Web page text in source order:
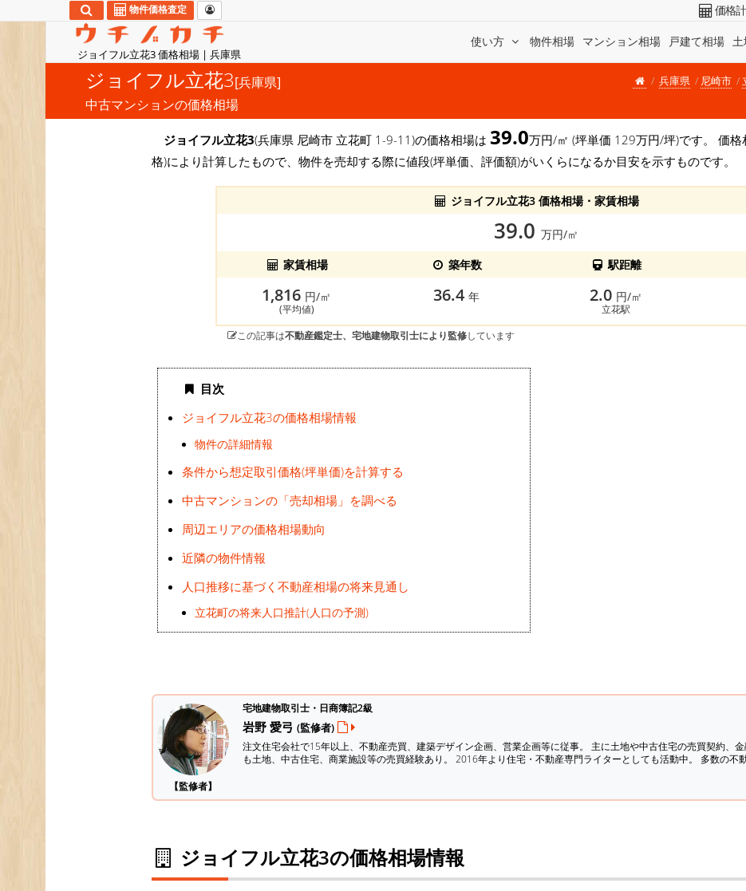
ジョイフル立花3 価格相場 | 兵庫県
使い方 物件相場 マンション相場 戸建て相場
物件価格査定 価格
ジョイフル立花3[兵庫県]
中古マンションの価格相場
兵庫県 尼崎市
ジョイフル立花3(兵庫県 尼崎市 立花町 1-9-11)の価格相場は 39.0万円/㎡ (坪単価 129万円/坪)です。 価
格)により計算したもので、物件を売却する際に値段(坪単価、評価額)がいくらになるか目安を示すものです。
ジョイフル立花3 価格相場・家賃相場
39.0 万円/㎡
家賃相場
築年数 駅距離
1,816 円/㎡
(平均値)
36.4 年 2.0 円/㎡
立花駅
この記事は不動産鑑定士、宅地建物取引士により監修しています
目次
ジョイフル立花3の価格相場情報
物件の詳細情報
条件から想定取引価格(坪単価)を計算する
中古マンションの「売却相場」を調べる
周辺エリアの価格相場動向
近隣の物件情報
人口推移に基づく不動産相場の将来見通し
立花町の将来人口推計(人口の予測)
【監修者】
宅地建物取引士・日商簿記2級
岩野 愛弓 (監修者)
注文住宅会社で15年以上、不動産売買、建築デザイン企画、営業企画等に従事。 主に土地や中古住宅の売買契約、金
も土地、中古住宅、商業施設等の売買経験あり。 2016年より住宅・不動産専門ライターとしても活動中。 多数の不
ジョイフル立花3の価格相場情報